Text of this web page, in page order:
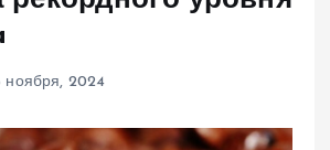
ноября, 2024